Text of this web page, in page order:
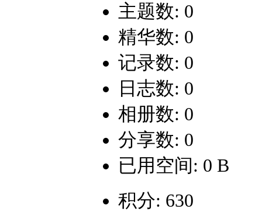
主题数: 0
精华数: 0
记录数: 0
日志数: 0
相册数: 0
分享数: 0
已用空间: 0 B
积分: 630